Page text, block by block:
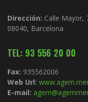
Dirección: Calle Mayor,
08040, Barcelona
TEL: 93 556 20 00
Fax: 935562006
Web Url:
E-mail: